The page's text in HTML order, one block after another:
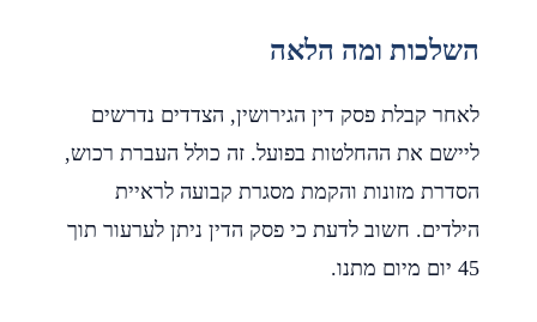
השלכות ומה הלאה
לאחר קבלת פסק דין הגירושין, הצדדים נדרשים
ליישם את ההחלטות בפועל. זה כולל העברת רכוש,
הסדרת מזונות והקמת מסגרת קבועה לראיית
הילדים. חשוב לדעת כי פסק הדין ניתן לערעור תוך
45 יום מיום מתנו.